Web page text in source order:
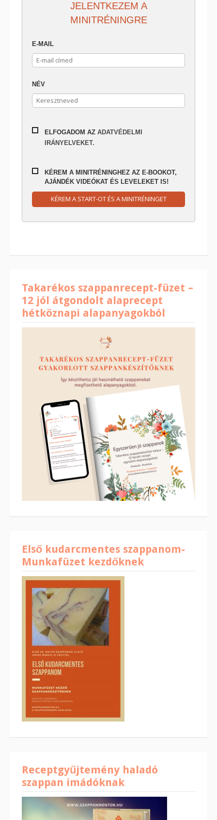
JELENTKEZEM A
MINITRÉNINGRE
E-MAIL
NÉV
ELFOGADOM AZ ADATVÉDELMI
IRÁNYELVEKET.
KÉREM A MINITRÉNINGHEZ AZ E-BOOKOT,
AJÁNDÉK VIDEÓKAT ÉS LEVELEKET IS!
KÉREM A START-OT ÉS A MINITRÉNINGET
Takarékos szappanrecept-füzet –
12 jól átgondolt alaprecept
hétköznapi alapanyagokból
Első kudarcmentes szappanom-
Munkafüzet kezdőknek
Receptgyűjtemény haladó
szappan imádóknak